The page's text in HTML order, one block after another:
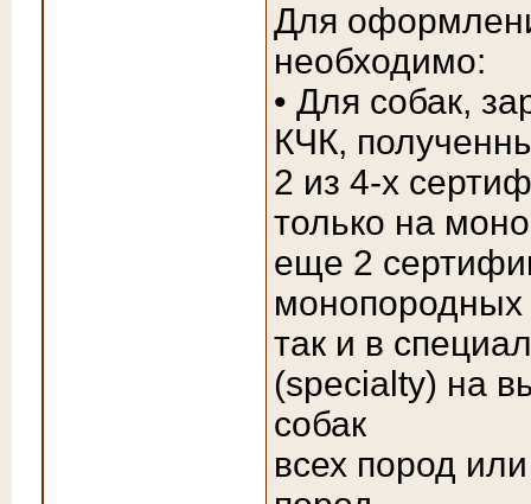
Для
необходимо:
• Для собак,
КЧК,
2 из 4-х
только на
еще 2
монопородных
так и в
(specialty) на
собак
всех пород